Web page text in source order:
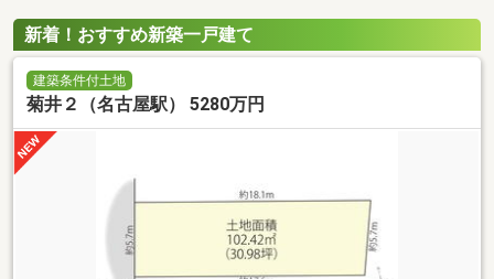
新着！おすすめ新築一戸建て
建築条件付土地
菊井２（名古屋駅） 5280万円